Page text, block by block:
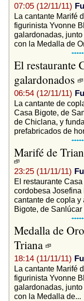
07:05 (12/11/11)
­La cantante Marifé
figurinista Yvonne
galardonadas,
con la Medalla de
El restaurante
galardonados
06:54 (12/11/11)
La cantante de
Casa Bigote, de
de Chiclana, y
prefabricados de
Marifé de
23:25 (11/11/11)
El restaurante
cordobesa
cantante de copla y
Bigote, de
Medalla de
Triana
18:14 (11/11/11)
La cantante Marifé
figurinista Yvonne
galardonadas,
con la Medalla de...